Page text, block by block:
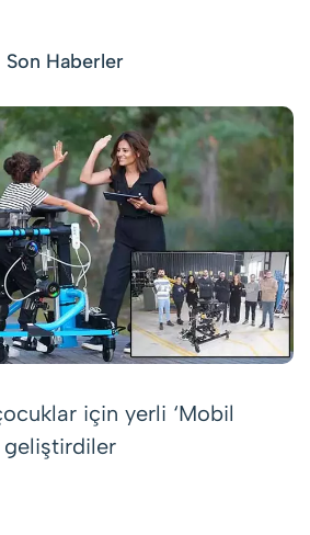
Son Haberler
için yerli ‘Mobil
geliştirdiler